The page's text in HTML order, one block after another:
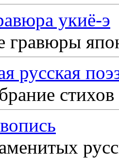
укиё-э
гравюры
русская